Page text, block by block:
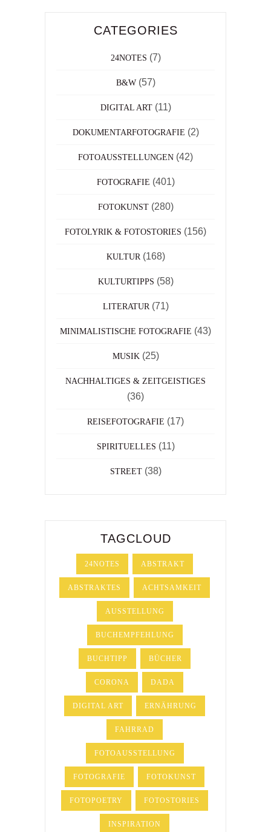
CATEGORIES
24NOTES (7)
B&W(57)
DIGITAL ART(11)
DOKUMENTARFOTOGRAFIE (2)
FOTOAUSSTELLUNGEN (42)
FOTOGRAFIE (401)
FOTOKUNST(280)
FOTOLYRIK & FOTOSTORIES (156)
KULTUR (168)
KULTURTIPPS (58)
LITERATUR (71)
MINIMALISTISCHE FOTOGRAFIE (43)
MUSIK (25)
NACHHALTIGES & ZEITGEISTIGES
(36)
REISEFOTOGRAFIE (17)
SPIRITUELLES (11)
STREET(38)
TAGCLOUD
24NOTES ABSTRAKT
ABSTRAKTES ACHTSAMKEIT
AUSSTELLUNG
BUCHEMPFEHLUNG
BUCHTIPP BÜCHER
CORONA DADA
DIGITAL ART ERNÄHRUNG
FAHRRAD
FOTOAUSSTELLUNG
FOTOGRAFIE FOTOKUNST
FOTOPOETRY FOTOSTORIES
INSPIRATION